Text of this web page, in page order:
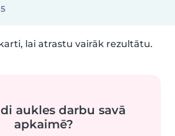
lai atrastu vairāk rezultātu.
aukles darbu savā
apkaimē?